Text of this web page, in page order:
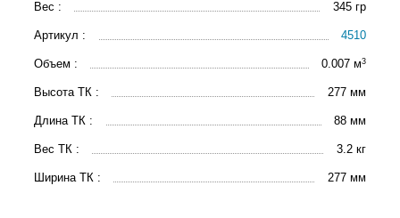
Вес : 345 гр
Артикул : 4510
Объем : 0.007 м3
Высота ТК : 277 мм
Длина ТК : 88 мм
Вес ТК : 3.2 кг
Ширина ТК : 277 мм